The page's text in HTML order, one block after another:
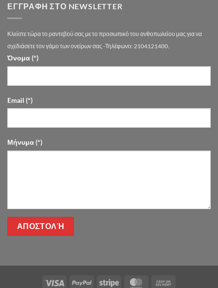
Αθήνα
στον
Drimalas
Flowers
ΕΓΓΡΑΦΉ ΣΤΟ NEWSLETTER
Κλείστε τώρα το ραντεβού σας με το προσωπικό του ανθοπωλείου μας για να
σχεδιάσετε τον γάμο των ονείρων σας -Τηλέφωνο: 2104121400.
Όνομα (*)
Email (*)
Μήνυμα (*)
Visa PayPal Stripe MasterCard